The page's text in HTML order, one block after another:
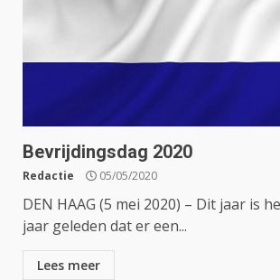
Bevrijdingsdag 2020
Redactie 05/05/2020
DEN HAAG (5 mei 2020) – Dit jaar is
jaar geleden dat er een...
Lees meer